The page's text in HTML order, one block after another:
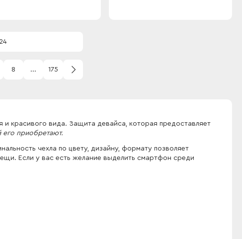
8 ... 175
красивого вида. Защита девайса, которая предоставляет
его приобретают.
чехла по цвету, дизайну, формату позволяет
Если у вас есть желание выделить смартфон среди